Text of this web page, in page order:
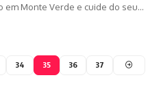
em Monte Verde e cuide do seu…
34 35 36 37